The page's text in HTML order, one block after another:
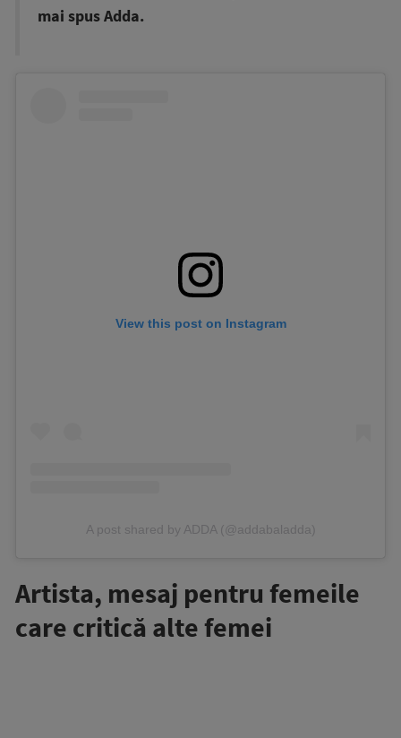
mai spus Adda.
View this post on Instagram
A post shared by ADDA (@addabaladda)
Artista, mesaj pentru femeile
care critică alte femei